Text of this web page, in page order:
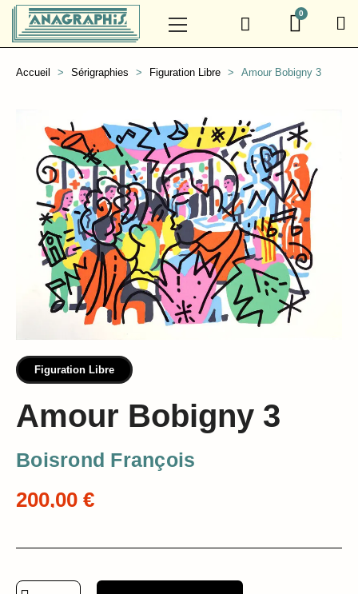
Accueil Sérigraphies Figuration Libre Amour Bobigny 3
Figuration Libre
Amour Bobigny 3
Boisrond François
200,00 €